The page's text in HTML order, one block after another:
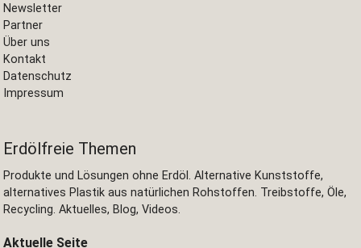
Newsletter
Partner
Über uns
Kontakt
Datenschutz
Impressum
Erdölfreie Themen
Produkte und Lösungen ohne Erdöl. Alternative Kunststoffe,
alternatives Plastik aus natürlichen Rohstoffen. Treibstoffe, Öle,
Recycling. Aktuelles, Blog, Videos.
Aktuelle Seite